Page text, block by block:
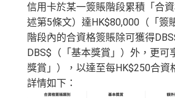
信用卡於某一簽賬階段累積「合
述第5條文）達HK$80,000（「簽
階段內的合資格簽賬除可獲得
DBS$（「基本獎賞」）外，更可
獎賞」），以達至每HK$250合資
詳情如下：